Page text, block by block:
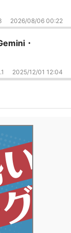
2026/08/06 00:22
・
2025/12/01 12:04